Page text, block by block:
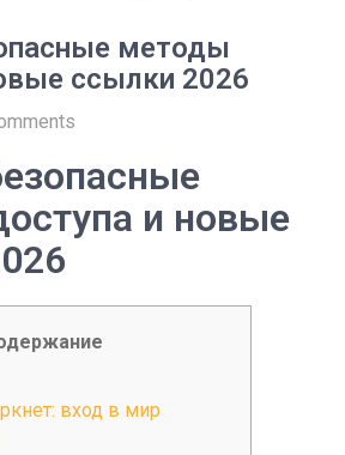
методы
ссылки 2026
и новые
вход в мир